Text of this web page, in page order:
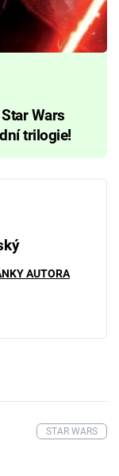
Wars
trilogie!
AUTORA
STAR WARS